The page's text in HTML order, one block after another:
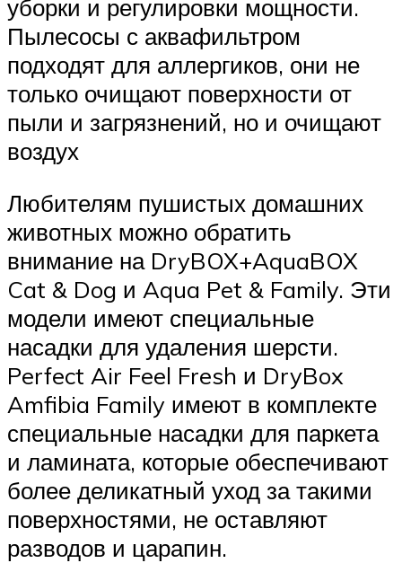
уборки и регулировки мощности.
Пылесосы с аквафильтром
подходят для аллергиков, они не
только очищают поверхности от
пыли и загрязнений, но и очищают
воздух
Любителям пушистых домашних
животных можно обратить
внимание на DryBOX+AquaBOX
Cat & Dog и Aqua Pet & Family. Эти
модели имеют специальные
насадки для удаления шерсти.
Perfect Air Feel Fresh и DryBox
Amfibia Family имеют в комплекте
специальные насадки для паркета
и ламината, которые обеспечивают
более деликатный уход за такими
поверхностями, не оставляют
разводов и царапин.